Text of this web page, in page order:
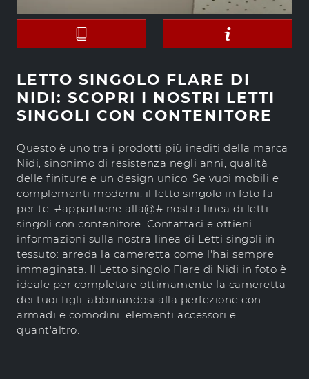
LETTO SINGOLO FLARE DI
NIDI: SCOPRI I NOSTRI LETTI
SINGOLI CON CONTENITORE
Questo è uno tra i prodotti più inediti della marca
Nidi, sinonimo di resistenza negli anni, qualità
delle finiture e un design unico. Se vuoi mobili e
complementi moderni, il letto singolo in foto fa
per te: #appartiene alla@# nostra linea di letti
singoli con contenitore. Contattaci e ottieni
informazioni sulla nostra linea di Letti singoli in
tessuto: arreda la cameretta come l'hai sempre
immaginata. Il Letto singolo Flare di Nidi in foto è
ideale per completare ottimamente la cameretta
dei tuoi figli, abbinandosi alla perfezione con
armadi e comodini, elementi accessori e
quant'altro.